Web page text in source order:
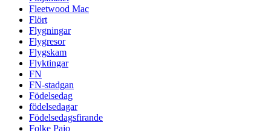
Fleetwood Mac
Flört
Flygningar
Flygresor
Flygskam
Flyktingar
FN
FN-stadgan
Födelsedag
födelsedagar
Födelsedagsfirande
Folke Pajo